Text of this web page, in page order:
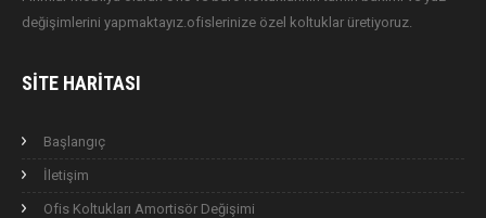
değişimlerini yapmaktayız.ofislerinize özel koltuklar üretiyoruz.
SITE HARITASI
Başlangıç
İletişim
Ofis Koltukları Amortisör Değişimi